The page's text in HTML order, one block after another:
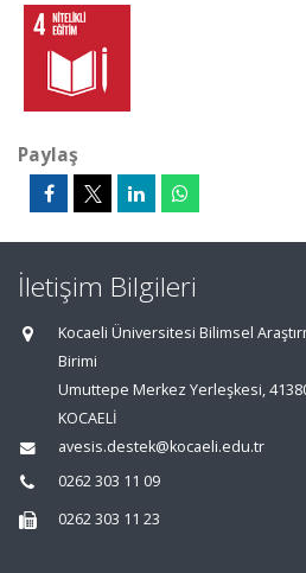
Paylaş
İletişim Bilgileri
Kocaeli Üniversitesi Bilimsel
Birimi
Umuttepe Merkez Yerleşkesi,
KOCAELİ
avesis.destek@kocaeli.edu.tr
0262 303 11 09
0262 303 11 23